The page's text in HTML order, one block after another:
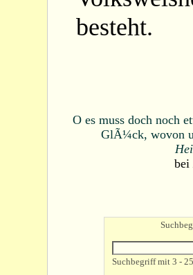
besteht.
O es muss doch noch
GlÃ¼ck, wovon
bei
Suchbegriff mit 3 -